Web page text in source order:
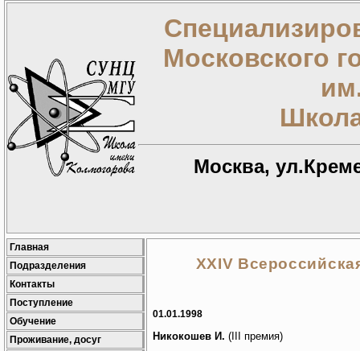
Московского
Москва,
Главная
Подразделения
Контакты
Поступление
Обучение
Проживание, досуг
XXIV
01.01.1998
Никокошев И. (III премия)